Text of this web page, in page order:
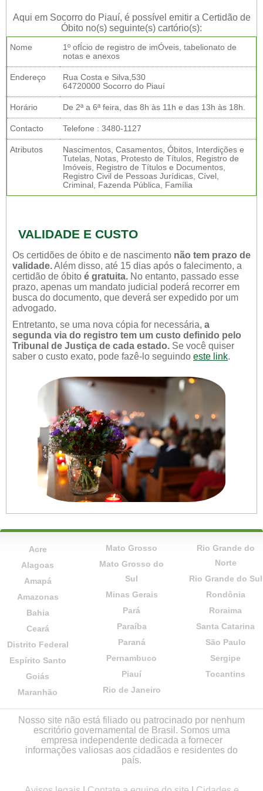
Aqui em Socorro do Piauí, é possível emitir a Certidão de
Óbito no(s) seguinte(s) cartório(s):
Nome
1º ofÍcio de registro de imÓveis, tabelionato de
notas e anexos
Endereço
Rua Costa e Silva,530
64720000 Socorro do Piauí
Horário De 2ª a 6ª feira, das 8h às 11h e das 13h às 18h.
Contacto Telefone : 3480-1127
Atributos
Nascimentos, Casamentos, Óbitos, Interdições e
Tutelas, Notas, Protesto de Títulos, Registro de
Imóveis, Registro de Títulos e Documentos,
Registro Civil de Pessoas Jurídicas, Cível,
Criminal, Fazenda Pública, Família
VALIDADE E CUSTO
Os certidões de óbito e de nascimento não tem prazo de
validade.Além disso, até 15 dias após o falecimento, a
certidão de óbito é gratuita. No entanto, passado esse
prazo, apenas um mandato judicial poderá recorrer em
busca do documento, que deverá ser expedido por um
advogado.
Entretanto, se uma nova cópia for necessária, a
segunda via do registro tem um custo definido pelo
Tribunal de Justiça de cada estado. Se você quiser
saber o custo exato, pode fazê-lo seguindo este link.
Acre
Alagoas
Amapá
Amazonas
Bahia
Ceará
Distrito Federal
Espírito Santo
Goiás
Maranhão
Mato Grosso
Mato Grosso do
Sul
Minas Gerais
Pará
Paraíba
Paraná
Pernambuco
Piauí
Rio de Janeiro
Rio Grande do
Norte
Rio Grande do Sul
Rondônia
Roraima
Santa Catarina
São Paulo
Sergipe
Tocantins
Nosso site não está filiado ou patrocinado por nenhum
escritório governamental de Brasil. Somos uma
empresa independente dedicada a fornecer
informações valiosas aos cidadãos e residentes do
país.